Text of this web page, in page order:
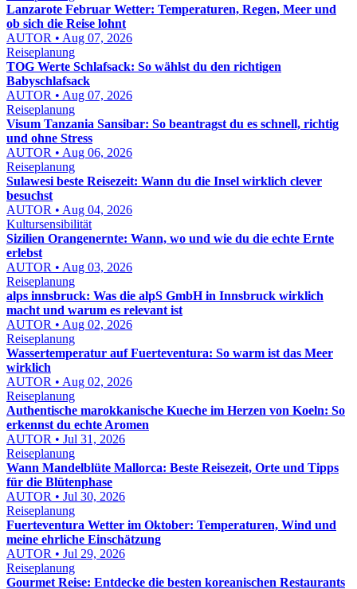
Lanzarote Februar Wetter: Temperaturen, Regen, Meer und
ob sich die Reise lohnt
AUTOR • Aug 07, 2026
Reiseplanung
TOG Werte Schlafsack: So wählst du den richtigen
Babyschlafsack
AUTOR • Aug 07, 2026
Reiseplanung
Visum Tanzania Sansibar: So beantragst du es schnell, richtig
und ohne Stress
AUTOR • Aug 06, 2026
Reiseplanung
Sulawesi beste Reisezeit: Wann du die Insel wirklich clever
besuchst
AUTOR • Aug 04, 2026
Kultursensibilität
Sizilien Orangenernte: Wann, wo und wie du die echte Ernte
erlebst
AUTOR • Aug 03, 2026
Reiseplanung
alps innsbruck: Was die alpS GmbH in Innsbruck wirklich
macht und warum es relevant ist
AUTOR • Aug 02, 2026
Reiseplanung
Wassertemperatur auf Fuerteventura: So warm ist das Meer
wirklich
AUTOR • Aug 02, 2026
Reiseplanung
Authentische marokkanische Kueche im Herzen von Koeln: So
erkennst du echte Aromen
AUTOR • Jul 31, 2026
Reiseplanung
Wann Mandelblüte Mallorca: Beste Reisezeit, Orte und Tipps
für die Blütenphase
AUTOR • Jul 30, 2026
Reiseplanung
Fuerteventura Wetter im Oktober: Temperaturen, Wind und
meine ehrliche Einschätzung
AUTOR • Jul 29, 2026
Reiseplanung
Gourmet Reise: Entdecke die besten koreanischen Restaurants